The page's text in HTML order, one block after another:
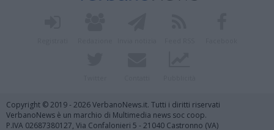
Copyright © 2019 - 2026 VerbanoNews.it. Tutti i diritti riservati
VerbanoNews è un marchio di Multimedia news soc coop.
P.IVA 02687380127, Via Confalonieri 5 - 21040 Castronno (VA)